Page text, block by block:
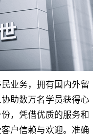
业务，拥有国内外留
助数万名学员获得心
，凭借优质的服务和
户信赖与欢迎。准确